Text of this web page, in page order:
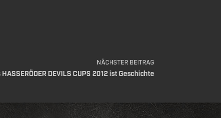
NÄCHSTER BEITRAG
HASSERÖDER DEVILS CUPS 2012 ist Geschichte